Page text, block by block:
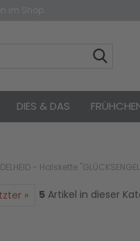
DIES & DAS
- Halskette
» 5 Artikel in dieser